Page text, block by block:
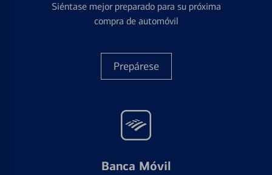
Siéntase mejor preparado para su próxima
compra de automóvil
Prepárese
Banca Móvil